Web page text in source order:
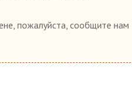
пожалуйста, сообщите нам